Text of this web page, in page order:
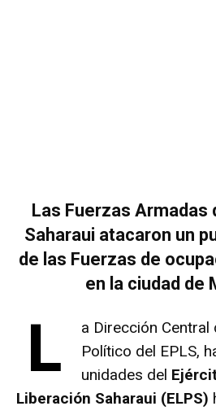
Las Fuerzas Armadas
Saharaui atacaron un
de las Fuerzas de
en la ciudad de
L
a Dirección Central
Político del EPLS,
unidades del
Liberación Saharaui (ELPS)